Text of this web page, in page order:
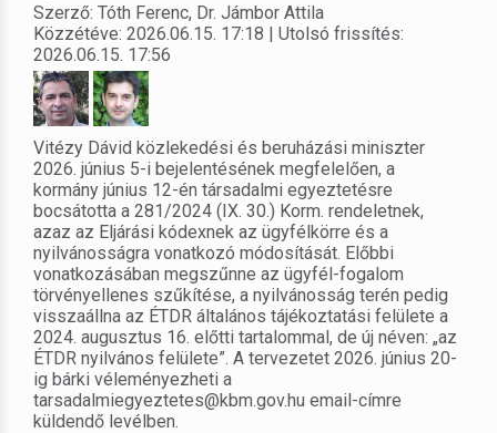
Szerző: Tóth Ferenc, Dr. Jámbor Attila
Közzétéve: 2026.06.15. 17:18 | Utolsó frissítés:
2026.06.15. 17:56
Vitézy Dávid közlekedési és beruházási miniszter
2026. június 5-i bejelentésének megfelelően, a
kormány június 12-én társadalmi egyeztetésre
bocsátotta a 281/2024 (IX. 30.) Korm. rendeletnek,
azaz az Eljárási kódexnek az ügyfélkörre és a
nyilvánosságra vonatkozó módosítását. Előbbi
vonatkozásában megszűnne az ügyfél-fogalom
törvényellenes szűkítése, a nyilvánosság terén pedig
visszaállna az ÉTDR általános tájékoztatási felülete a
2024. augusztus 16. előtti tartalommal, de új néven: „az
ÉTDR nyilvános felülete”. A tervezetet 2026. június 20-
ig bárki véleményezheti a
tarsadalmiegyeztetes@kbm.gov.hu email-címre
küldendő levélben.